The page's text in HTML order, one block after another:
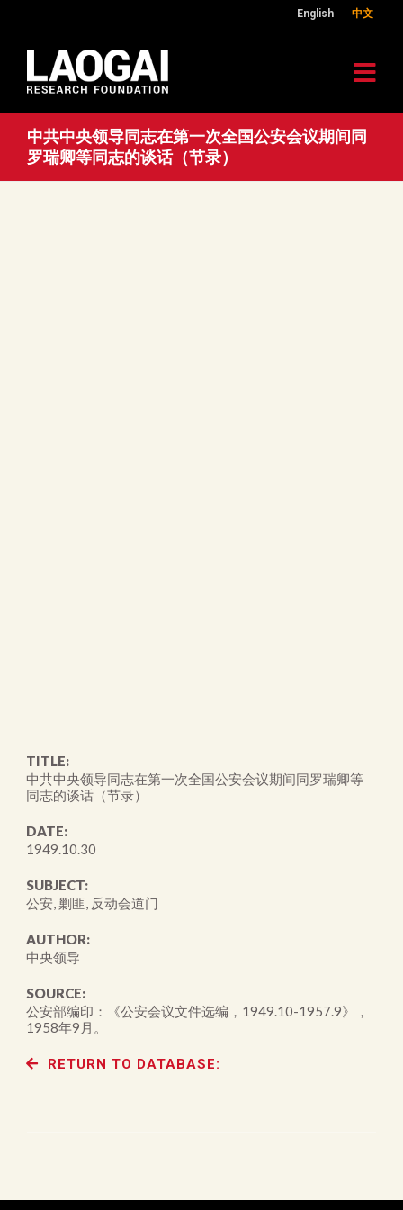
English 中文
中共中央领导同志在第一次全国公安会议期间同
罗瑞卿等同志的谈话（节录）
TITLE:
中共中央领导同志在第一次全国公安会议期间同罗瑞卿等
同志的谈话（节录）
DATE:
1949.10.30
SUBJECT:
公安, 剿匪, 反动会道门
AUTHOR:
中央领导
SOURCE:
公安部编印：《公安会议文件选编，1949.10-1957.9》，
1958年9月。
RETURN TO DATABASE: